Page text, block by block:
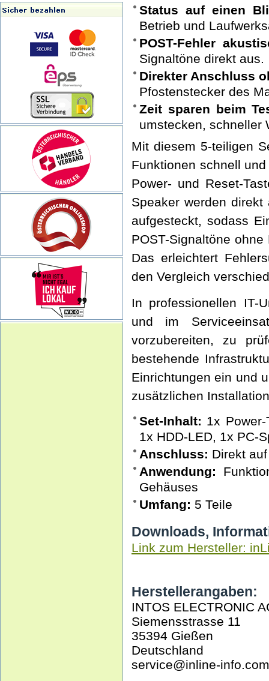
Status auf einen
Betrieb und
POST-Fehler
Signaltöne direkt aus.
Direkter Anschluss
Pfostenstecker des
Zeit sparen beim
umstecken, schneller
Mit diesem 5-teiligen
Funktionen schnell
Power- und Reset-
Speaker werden
aufgesteckt, sodass
POST-Signaltöne
Das erleichtert
den Vergleich
In professionellen IT-
und im
vorzubereiten, zu
bestehende
Einrichtungen ein und
zusätzlichen
Set-Inhalt: 1x
1x HDD-LED, 1x PC-
Anschluss: Direkt
Anwendung:
Gehäuses
Umfang: 5 Teile
Downloads,
Link zum Hersteller:
Herstellerangaben:
INTOS ELECTRONIC
Siemensstrasse 11
35394 Gießen
Deutschland
service@inline-info.com